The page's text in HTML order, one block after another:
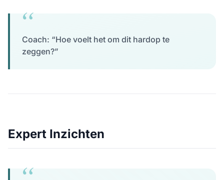
Coach: “Hoe voelt het om dit hardop te
zeggen?”
Expert Inzichten